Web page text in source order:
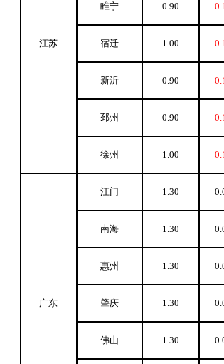
江苏
睢宁 0.90
宿迁 1.00
新沂 0.90
邳州 0.90
徐州 1.00
广东
江门 1.30
南海 1.30
惠州 1.30
肇庆 1.30
佛山 1.30